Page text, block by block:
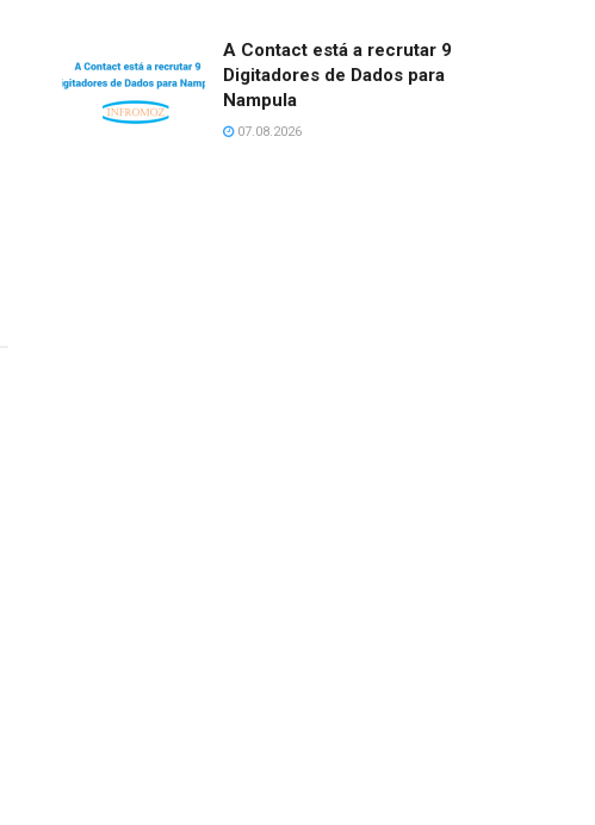
A Contact está a recrutar 9
Digitadores de Dados para
Nampula
07.08.2026